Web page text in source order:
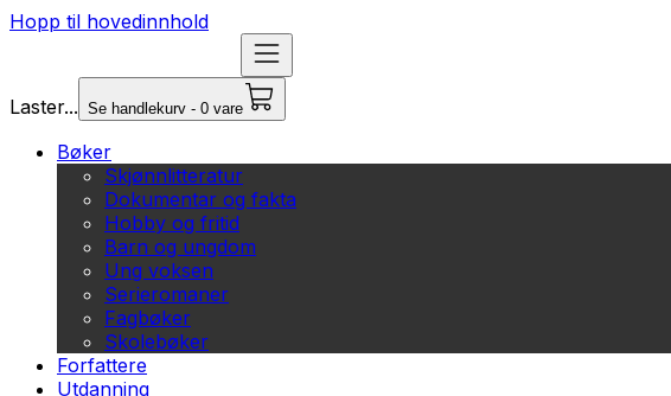
Hopp til hovedinnhold
Laster... Se handlekurv - 0 vare
Bøker
Skjønnlitteratur
Dokumentar og fakta
Hobby og fritid
Barn og ungdom
Ung voksen
Serieromaner
Fagbøker
Skolebøker
Forfattere
Utdanning